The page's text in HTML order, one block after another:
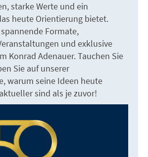
starke Werte und ein
heute Orientierung bietet.
Formate,
und exklusive
Konrad Adenauer. Tauchen Sie
Sie auf unserer
warum seine Ideen heute
sind als je zuvor!